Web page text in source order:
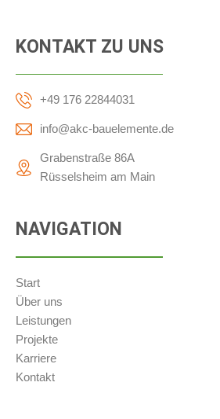
KONTAKT ZU UNS
+49 176 22844031
info@akc-bauelemente.de
Grabenstraße 86A
Rüsselsheim am Main
NAVIGATION
Start
Über uns
Leistungen
Projekte
Karriere
Kontakt